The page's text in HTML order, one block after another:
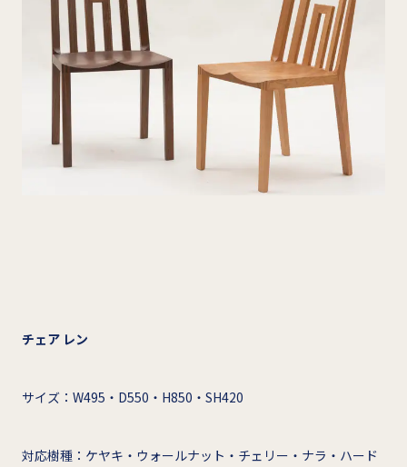
チェア レン
サイズ：W495・D550・H850・SH420
対応樹種：ケヤキ・ウォールナット・チェリー・ナラ・ハード